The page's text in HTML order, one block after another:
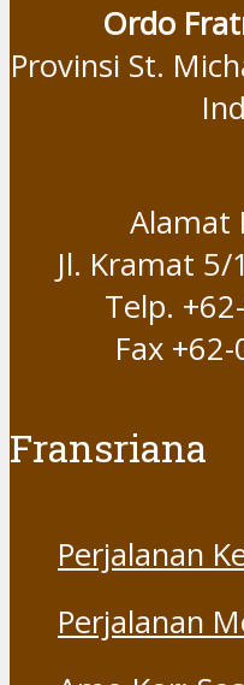
Ordo
Provinsi St.
Alamat
Jl. Kramat
Telp.
Fax
Fransriana
Perjalanan
Perjalanan